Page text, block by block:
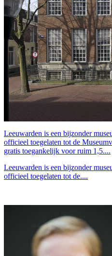
Leeuwarden is een bijzonder
officieel toegelaten tot de
gratis toegankelijk voor ruim 1,5....
Leeuwarden is een bijzonder
officieel toegelaten tot de....